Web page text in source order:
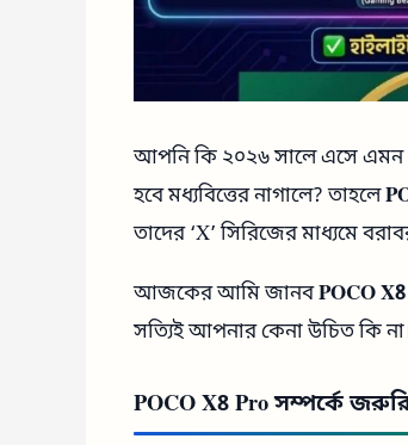
আপনি কি ২০২৬ সালে এসে এমন
হবে মধ্যবিত্তের নাগালে? তাহলে
তাদের ‘X’ সিরিজের মাধ্যমে
আজকের আমি জানবPOCO
সত্যিই আপনার কেনা উচিত কি
POCO X8 Pro সম্পর্কে